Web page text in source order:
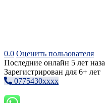
0.0 Оценить пользователя
Последние онлайн 5 лет
Зарегистрирован для 6+ лет
0775430xxxx